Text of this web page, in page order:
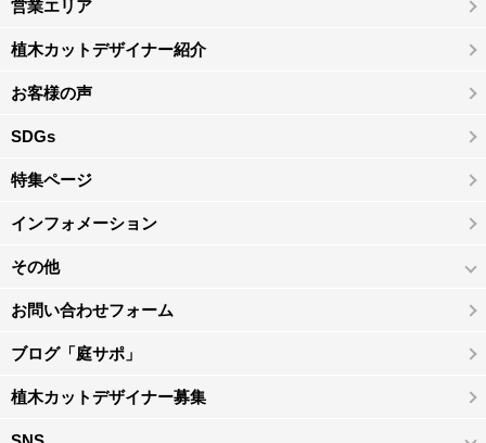
営業エリア
植木カットデザイナー紹介
お客様の声
SDGs
特集ページ
インフォメーション
その他
お問い合わせフォーム
ブログ「庭サポ」
植木カットデザイナー募集